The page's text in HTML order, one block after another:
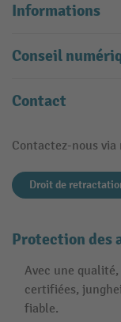
Informations
Conseil
Contact
Contactez-nous via
Droit de
Protection des
Avec une
certifiées,
fiable.